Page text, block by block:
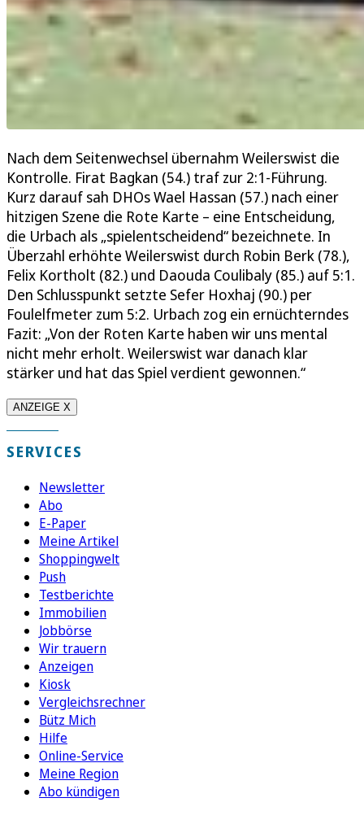
Nach dem Seitenwechsel übernahm Weilerswist die
Kontrolle. Firat Bagkan (54.) traf zur 2:1-Führung.
Kurz darauf sah DHOs Wael Hassan (57.) nach einer
hitzigen Szene die Rote Karte – eine Entscheidung,
die Urbach als „spielentscheidend“ bezeichnete. In
Überzahl erhöhte Weilerswist durch Robin Berk (78.),
Felix Kortholt (82.) und Daouda Coulibaly (85.) auf 5:1.
Den Schlusspunkt setzte Sefer Hoxhaj (90.) per
Foulelfmeter zum 5:2. Urbach zog ein ernüchterndes
Fazit: „Von der Roten Karte haben wir uns mental
nicht mehr erholt. Weilerswist war danach klar
stärker und hat das Spiel verdient gewonnen.“
ANZEIGE X
SERVICES
Newsletter
Abo
E-Paper
Meine Artikel
Shoppingwelt
Push
Testberichte
Immobilien
Jobbörse
Wir trauern
Anzeigen
Kiosk
Vergleichsrechner
Bütz Mich
Hilfe
Online-Service
Meine Region
Abo kündigen